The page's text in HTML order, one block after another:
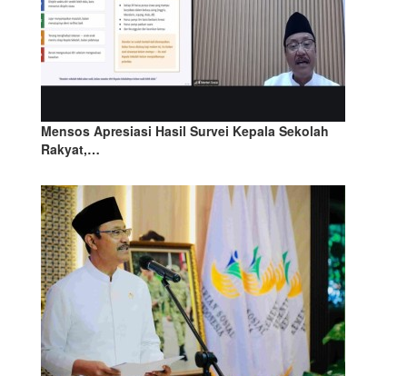
Mensos Apresiasi Hasil Survei Kepala Sekolah
Rakyat,…